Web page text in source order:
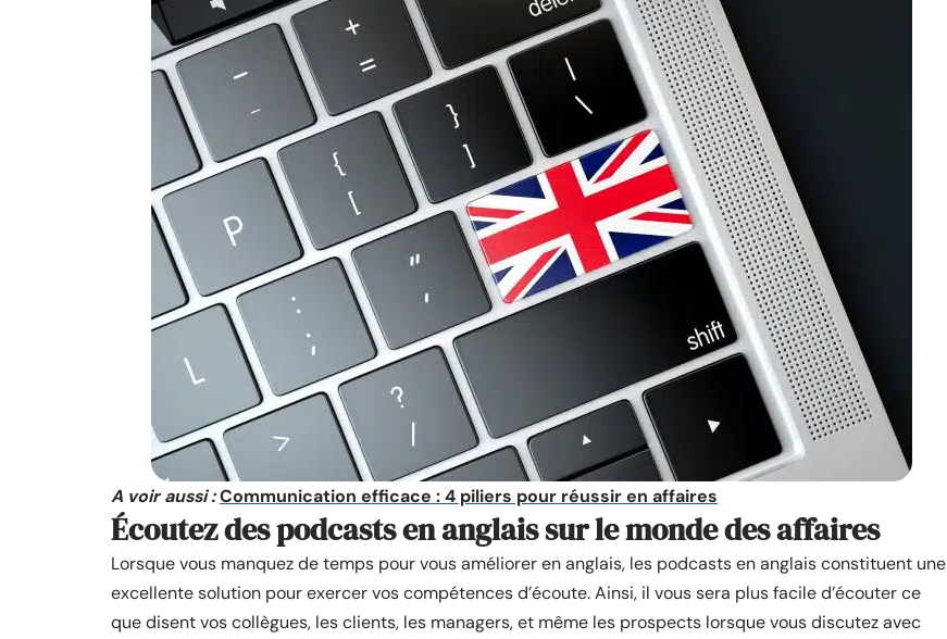
A voir aussi :Communication efficace : 4 piliers pour réussir en affaires
Écoutez des podcasts en anglais sur le monde des affaires
Lorsque vous manquez de temps pour vous améliorer en anglais, les podcasts en anglais constituent une
excellente solution pour exercer vos compétences d’écoute. Ainsi, il vous sera plus facile d’écouter ce
que disent vos collègues, les clients, les managers, et même les prospects lorsque vous discutez avec